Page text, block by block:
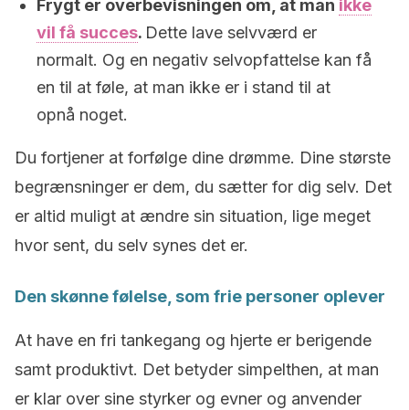
Frygt er overbevisningen om, at man ikke
vil få succes. Dette lave selvværd er
normalt. Og en negativ selvopfattelse kan få
en til at føle, at man ikke er i stand til at
opnå noget.
Du fortjener at forfølge dine drømme. Dine største
begrænsninger er dem, du sætter for dig selv. Det
er altid muligt at ændre sin situation, lige meget
hvor sent, du selv synes det er.
Den skønne følelse, som frie personer oplever
At have en fri tankegang og hjerte er berigende
samt produktivt. Det betyder simpelthen, at man
er klar over sine styrker og evner og anvender